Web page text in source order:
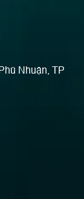
Nhuận, TP